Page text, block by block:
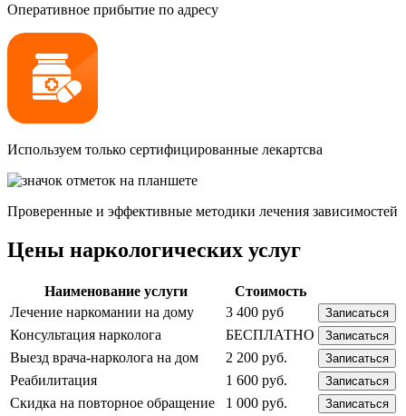
Опеpативное прибытие по адресу
Используем только сертифицированные лекартсва
Проверенные и эффективные методики лечения зависимостей
Цены наркологических услуг
Наименование услуги
Стоимость
Лечение наркомании на дому
3 400 руб Записаться
Консультация нарколога БЕСПЛАТНО Записаться
Выезд врача-нарколога на дом 2 200 руб. Записаться
Реабилитация 1 600 руб. Записаться
Скидка на повторное обращение 1 000 руб. Записаться